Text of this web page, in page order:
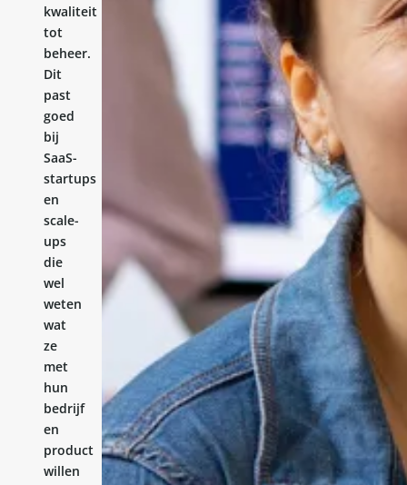
kwaliteit
tot
beheer.
Dit
past
goed
bij
SaaS-
startups
en
scale-
ups
die
wel
weten
wat
ze
met
hun
bedrijf
en
product
willen